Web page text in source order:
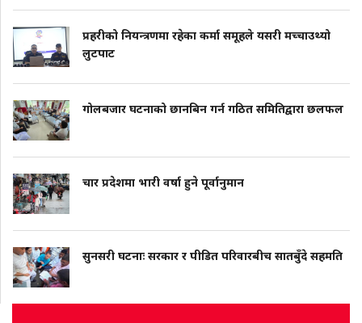
प्रहरीको नियन्त्रणमा रहेका कर्मा समूहले यसरी मच्चाउथ्यो
लुटपाट
गोलबजार घटनाको छानबिन गर्न गठित समितिद्वारा छलफल
चार प्रदेशमा भारी वर्षा हुने पूर्वानुमान
सुनसरी घटनाः सरकार र पीडित परिवारबीच सातबुँदे सहमति